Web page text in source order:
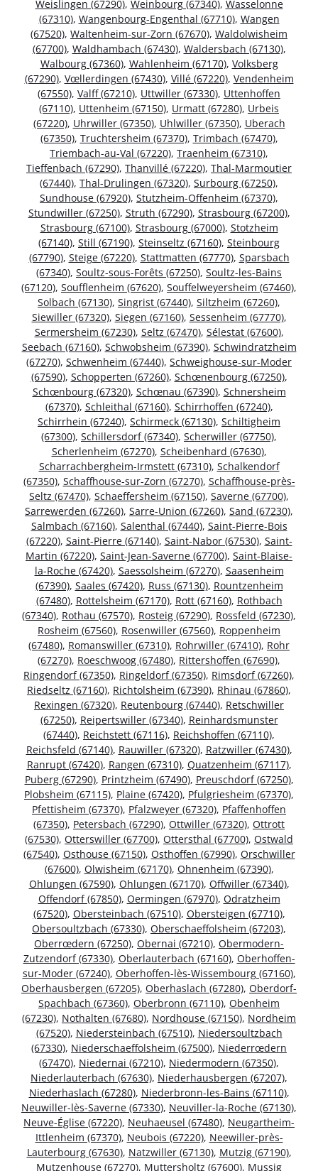
Weislingen (67290), Weinbourg (67340), Wasselonne
(67310), Wangenbourg-Engenthal (67710), Wangen
(67520), Waltenheim-sur-Zorn (67670), Waldolwisheim
(67700), Waldhambach (67430), Waldersbach (67130),
Walbourg (67360), Wahlenheim (67170), Volksberg
(67290), Vœllerdingen (67430), Villé (67220), Vendenheim
(67550), Valff (67210), Uttwiller (67330), Uttenhoffen
(67110), Uttenheim (67150), Urmatt (67280), Urbeis
(67220), Uhrwiller (67350), Uhlwiller (67350), Uberach
(67350), Truchtersheim (67370), Trimbach (67470),
Triembach-au-Val (67220), Traenheim (67310),
Tieffenbach (67290), Thanvillé (67220), Thal-Marmoutier
(67440), Thal-Drulingen (67320), Surbourg (67250),
Sundhouse (67920), Stutzheim-Offenheim (67370),
Stundwiller (67250), Struth (67290), Strasbourg (67200),
Strasbourg (67100), Strasbourg (67000), Stotzheim
(67140), Still (67190), Steinseltz (67160), Steinbourg
(67790), Steige (67220), Stattmatten (67770), Sparsbach
(67340), Soultz-sous-Forêts (67250), Soultz-les-Bains
(67120), Soufflenheim (67620), Souffelweyersheim (67460),
Solbach (67130), Singrist (67440), Siltzheim (67260),
Siewiller (67320), Siegen (67160), Sessenheim (67770),
Sermersheim (67230), Seltz (67470), Sélestat (67600),
Seebach (67160), Schwobsheim (67390), Schwindratzheim
(67270), Schwenheim (67440), Schweighouse-sur-Moder
(67590), Schopperten (67260), Schœnenbourg (67250),
Schœnbourg (67320), Schœnau (67390), Schnersheim
(67370), Schleithal (67160), Schirrhoffen (67240),
Schirrhein (67240), Schirmeck (67130), Schiltigheim
(67300), Schillersdorf (67340), Scherwiller (67750),
Scherlenheim (67270), Scheibenhard (67630),
Scharrachbergheim-Irmstett (67310), Schalkendorf
(67350), Schaffhouse-sur-Zorn (67270), Schaffhouse-près-
Seltz (67470), Schaeffersheim (67150), Saverne (67700),
Sarrewerden (67260), Sarre-Union (67260), Sand (67230),
Salmbach (67160), Salenthal (67440), Saint-Pierre-Bois
(67220), Saint-Pierre (67140), Saint-Nabor (67530), Saint-
Martin (67220), Saint-Jean-Saverne (67700), Saint-Blaise-
la-Roche (67420), Saessolsheim (67270), Saasenheim
(67390), Saales (67420), Russ (67130), Rountzenheim
(67480), Rottelsheim (67170), Rott (67160), Rothbach
(67340), Rothau (67570), Rosteig (67290), Rossfeld (67230),
Rosheim (67560), Rosenwiller (67560), Roppenheim
(67480), Romanswiller (67310), Rohrwiller (67410), Rohr
(67270), Roeschwoog (67480), Rittershoffen (67690),
Ringendorf (67350), Ringeldorf (67350), Rimsdorf (67260),
Riedseltz (67160), Richtolsheim (67390), Rhinau (67860),
Rexingen (67320), Reutenbourg (67440), Retschwiller
(67250), Reipertswiller (67340), Reinhardsmunster
(67440), Reichstett (67116), Reichshoffen (67110),
Reichsfeld (67140), Rauwiller (67320), Ratzwiller (67430),
Ranrupt (67420), Rangen (67310), Quatzenheim (67117),
Puberg (67290), Printzheim (67490), Preuschdorf (67250),
Plobsheim (67115), Plaine (67420), Pfulgriesheim (67370),
Pfettisheim (67370), Pfalzweyer (67320), Pfaffenhoffen
(67350), Petersbach (67290), Ottwiller (67320), Ottrott
(67530), Otterswiller (67700), Ottersthal (67700), Ostwald
(67540), Osthouse (67150), Osthoffen (67990), Orschwiller
(67600), Olwisheim (67170), Ohnenheim (67390),
Ohlungen (67590), Ohlungen (67170), Offwiller (67340),
Offendorf (67850), Oermingen (67970), Odratzheim
(67520), Obersteinbach (67510), Obersteigen (67710),
Obersoultzbach (67330), Oberschaeffolsheim (67203),
Oberrœdern (67250), Obernai (67210), Obermodern-
Zutzendorf (67330), Oberlauterbach (67160), Oberhoffen-
sur-Moder (67240), Oberhoffen-lès-Wissembourg (67160),
Oberhausbergen (67205), Oberhaslach (67280), Oberdorf-
Spachbach (67360), Oberbronn (67110), Obenheim
(67230), Nothalten (67680), Nordhouse (67150), Nordheim
(67520), Niedersteinbach (67510), Niedersoultzbach
(67330), Niederschaeffolsheim (67500), Niederrœdern
(67470), Niedernai (67210), Niedermodern (67350),
Niederlauterbach (67630), Niederhausbergen (67207),
Niederhaslach (67280), Niederbronn-les-Bains (67110),
Neuwiller-lès-Saverne (67330), Neuviller-la-Roche (67130),
Neuve-Église (67220), Neuhaeusel (67480), Neugartheim-
Ittlenheim (67370), Neubois (67220), Neewiller-près-
Lauterbourg (67630), Natzwiller (67130), Mutzig (67190),
Mutzenhouse (67270), Muttersholtz (67600), Mussig